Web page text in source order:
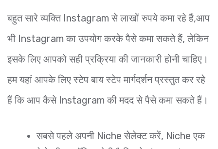
बहुत सारे व्यक्ति Instagram से लाखों रुपये कमा रहे हैं,आप
भी Instagram का उपयोग करके पैसे कमा सकते हैं, लेकिन
इसके लिए आपको सही प्रक्रिया की जानकारी होनी चाहिए।
हम यहां आपके लिए स्टेप बाय स्टेप मार्गदर्शन प्रस्तुत कर रहे
हैं कि आप कैसे Instagram की मदद से पैसे कमा सकते हैं।
सबसे पहले अपनी Niche सेलेक्ट करें, Niche एक